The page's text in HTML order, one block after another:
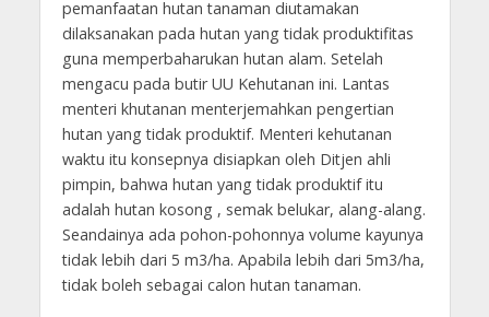
pemanfaatan hutan tanaman diutamakan
dilaksanakan pada hutan yang tidak produktifitas
guna memperbaharukan hutan alam. Setelah
mengacu pada butir UU Kehutanan ini. Lantas
menteri khutanan menterjemahkan pengertian
hutan yang tidak produktif. Menteri kehutanan
waktu itu konsepnya disiapkan oleh Ditjen ahli
pimpin, bahwa hutan yang tidak produktif itu
adalah hutan kosong , semak belukar, alang-alang.
Seandainya ada pohon-pohonnya volume kayunya
tidak lebih dari 5 m3/ha. Apabila lebih dari 5m3/ha,
tidak boleh sebagai calon hutan tanaman.